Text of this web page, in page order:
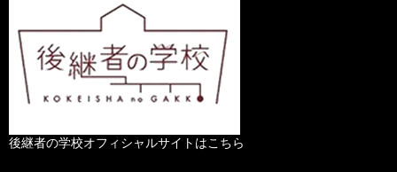
後継者の学校オフィシャルサイトはこちら